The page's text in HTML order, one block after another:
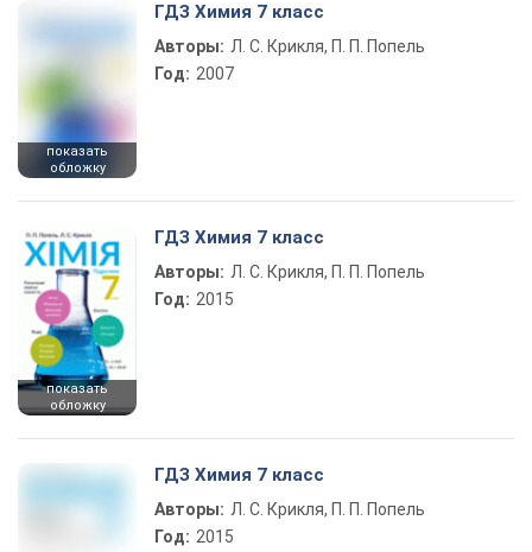
показать
обложку
ГДЗ Химия 7 класс
Авторы: Л. С. Крикля, П. П. Попель
Год: 2007
показать
обложку
ГДЗ Химия 7 класс
Авторы: Л. С. Крикля, П. П. Попель
Год: 2015
ГДЗ Химия 7 класс
Авторы: Л. С. Крикля, П. П. Попель
Год: 2015